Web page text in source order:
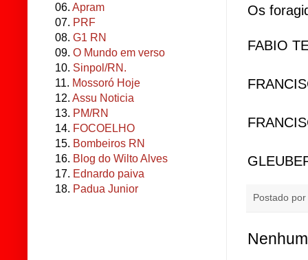
Os
FABIO
Postado por
06. Apram
07. PRF
08. G1 RN
09. O Mundo em verso
10. Sinpol/RN.
11. Mossoró Hoje
12. Assu Noticia
13. PM/RN
14. FOCOELHO
15. Bombeiros RN
16. Blog do Wilto Alves
17. Ednardo paiva
18. Padua Junior